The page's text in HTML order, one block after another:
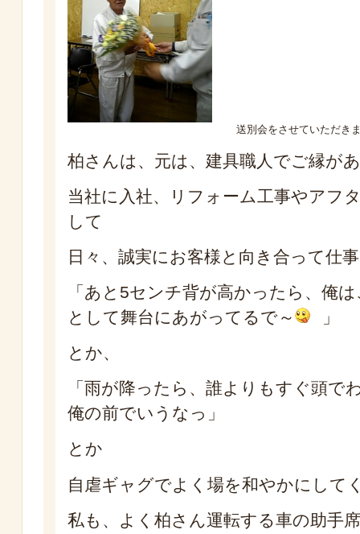
送別会をさせていただき
柏さんは、元は、建具職人でご縁が
当社に入社、リフォーム工事やアフ
して
日々、誠実にお客様と向き合って仕
「あと5センチ背が高かったら、俺
として舞台にあがってるで～
」
とか、
「雨が降ったら、誰よりもすぐ頭で
俺の前でいうなっ」
とか
自虐ギャグでよく場を和やかにして
私も、よく柏さん運転する車の助手